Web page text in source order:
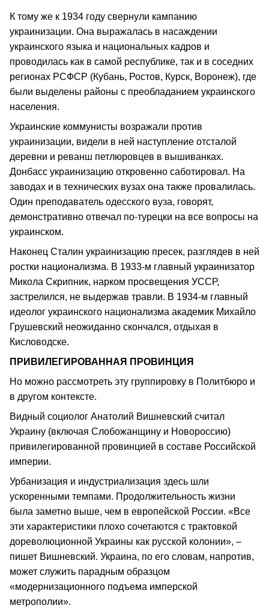
К тому же к 1934 году свернули кампанию
украинизации. Она выражалась в насаждении
украинского языка и национальных кадров и
проводилась как в самой республике, так и в соседних
регионах РСФСР (Кубань, Ростов, Курск, Воронеж), где
были выделены районы с преобладанием украинского
населения.
Украинские коммунисты возражали против
украинизации, видели в ней наступление отсталой
деревни и реванш петлюровцев в вышиванках.
Донбасс украинизацию откровенно саботировал. На
заводах и в технических вузах она также провалилась.
Один преподаватель одесского вуза, говорят,
демонстративно отвечал по-турецки на все вопросы на
украинском.
Наконец Сталин украинизацию пресек, разглядев в ней
ростки национализма. В 1933-м главный украинизатор
Микола Скрипник, нарком просвещения УССР,
застрелился, не выдержав травли. В 1934-м главный
идеолог украинского национализма академик Михайло
Грушевский неожиданно скончался, отдыхая в
Кисловодске.
ПРИВИЛЕГИРОВАННАЯ ПРОВИНЦИЯ
Но можно рассмотреть эту группировку в Политбюро и
в другом контексте.
Видный социолог Анатолий Вишневский считал
Украину (включая Слобожанщину и Новороссию)
привилегированной провинцией в составе Российской
империи.
Урбанизация и индустриализация здесь шли
ускоренными темпами. Продолжительность жизни
была заметно выше, чем в европейской России. «Все
эти характеристики плохо сочетаются с трактовкой
дореволюционной Украины как русской колонии», –
пишет Вишневский. Украина, по его словам, напротив,
может служить парадным образцом
«модернизационного подъема имперской
метрополии».